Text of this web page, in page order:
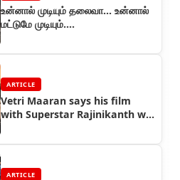
உன்னால் முடியும் தலைவா... உன்னால்
மட்டுமே முடியும்....
ARTICLE
Vetri Maaran says his film
with Superstar Rajinikanth will
ARTICLE